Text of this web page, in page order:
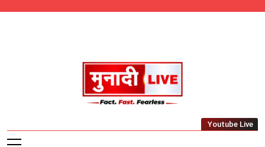
Munadi Live – Jharkhand's Leading Local
Youtube Live